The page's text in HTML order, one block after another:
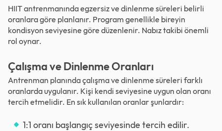
HIIT antrenmanında egzersiz ve dinlenme süreleri belirli
oranlara göre planlanır. Program genellikle bireyin
kondisyon seviyesine göre düzenlenir. Nabız takibi önemli
rol oynar.
Çalışma ve Dinlenme Oranları
Antrenman planında çalışma ve dinlenme süreleri farklı
oranlarda uygulanır. Kişi kendi seviyesine uygun olan oranı
tercih etmelidir. En sık kullanılan oranlar şunlardır:
1:1 oranı başlangıç seviyesinde tercih edilir.